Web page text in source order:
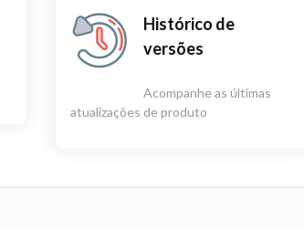
Histórico de
versões
Acompanhe as últimas
atualizações de produto